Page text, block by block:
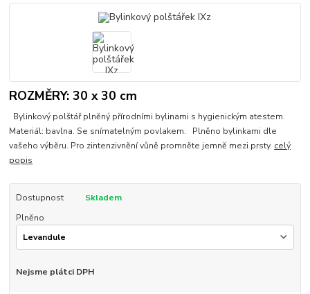
ROZMĚRY: 30 x 30 cm
Bylinkový polštář plněný přírodními bylinami s hygienickým atestem.
Materiál: bavlna. Se snímatelným povlakem. Plněno bylinkami dle
vašeho výběru. Pro zintenzivnění vůně promněte jemně mezi prsty. celý
popis
Dostupnost
Skladem
Plněno
Nejsme plátci DPH